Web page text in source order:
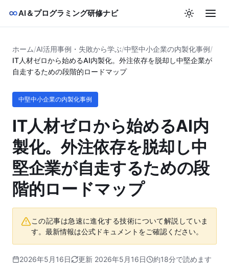
AI＆プログラミング研修ナビ
ホーム/AI活用事例・失敗から学ぶ/中堅中小企業の内製化事例/
IT人材ゼロから始めるAI内製化。外注依存を脱却し中堅企業が
自走するための段階的ロードマップ
中堅中小企業の内製化事例
IT人材ゼロから始めるAI内
製化。外注依存を脱却し中
堅企業が自走するための段
階的ロードマップ
この記事は急速に進化する技術について解説していま
す。最新情報は公式ドキュメントをご確認ください。
2026年5月16日 更新 2026年5月16日 約18分で読めます